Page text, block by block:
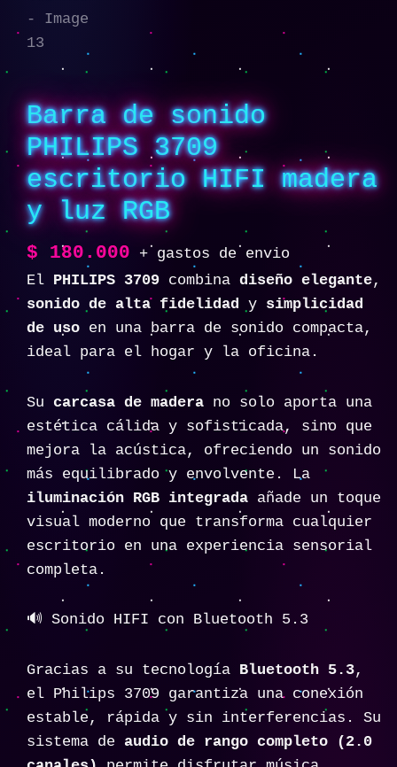
Barra de sonido
PHILIPS 3709
escritorio HIFI madera
y luz RGB
$ 180.000
+ gastos de envio
El PHILIPS 3709 combina diseño elegante,
sonido de alta fidelidad y simplicidad
de uso en una barra de sonido compacta,
ideal para el hogar y la oficina.
Su carcasa de madera no solo aporta una
estética cálida y sofisticada, sino que
mejora la acústica, ofreciendo un sonido
más equilibrado y envolvente. La
iluminación RGB integrada añade un toque
visual moderno que transforma cualquier
escritorio en una experiencia sensorial
completa.
🔊 Sonido HIFI con Bluetooth 5.3
Gracias a su tecnología Bluetooth 5.3,
el Philips 3709 garantiza una conexión
estable, rápida y sin interferencias. Su
sistema de audio de rango completo (2.0